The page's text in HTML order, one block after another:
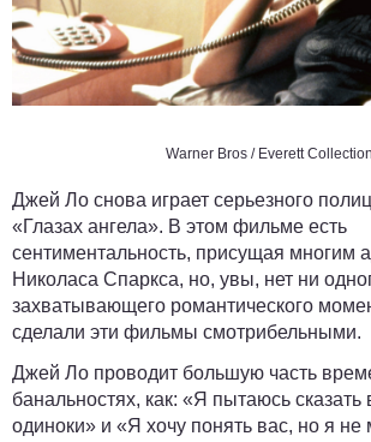
Warner Bros / Everett Collection
Джей Ло снова играет серьезного
«Глазах ангела». В этом фильме есть
сентиментальность, присущая многим
Николаса Спаркса, но, увы, нет ни
захватывающего романтического
сделали эти фильмы смотрибельными.
Джей Ло проводит большую часть
банальностях, как: «Я пытаюсь
одиноки» и «Я хочу понять вас, но я не